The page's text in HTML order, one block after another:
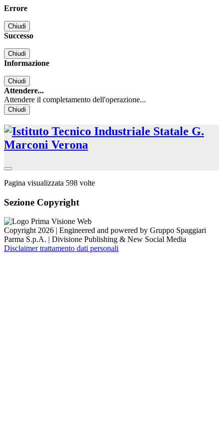
Errore
Chiudi
Successo
Chiudi
Informazione
Chiudi
Attendere...
Attendere il completamento dell'operazione...
Chiudi
Pagina visualizzata 598 volte
Sezione Copyright
Copyright 2026 | Engineered and powered by Gruppo Spaggiari
Parma S.p.A. | Divisione Publishing & New Social Media
Disclaimer trattamento dati personali